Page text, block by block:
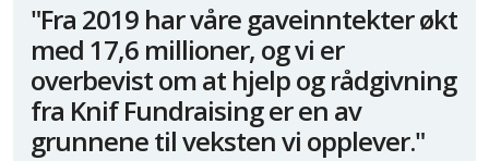
"Fra 2019 har våre gaveinntekter økt
med 17,6 millioner, og vi er
overbevist om at hjelp og rådgivning
fra Knif Fundraising er en av
grunnene til veksten vi opplever."